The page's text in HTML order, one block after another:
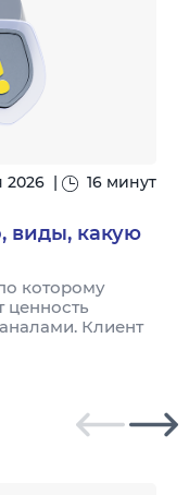
2026 16 минут
виды, какую
которому
ценность
Клиент